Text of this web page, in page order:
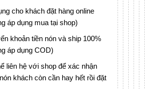
cho khách đặt hàng online
áp dụng mua tại shop)
khoản tiền nón và ship 100%
áp dụng COD)
liên hệ với shop để xác nhận
khách còn cần hay hết rồi đặt